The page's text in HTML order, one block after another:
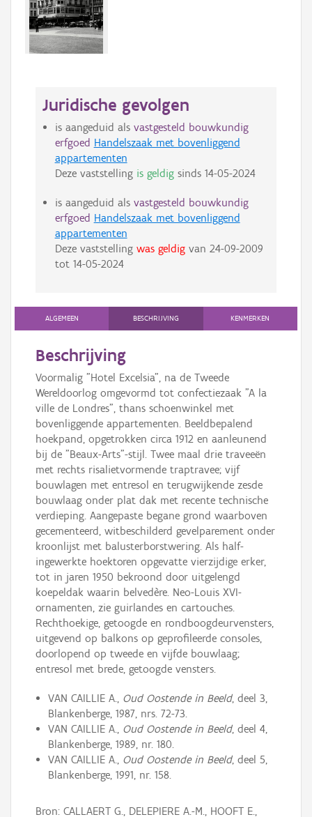
Juridische gevolgen
is aangeduid als vastgesteld bouwkundig
erfgoed Handelszaak met bovenliggend
appartementen
Deze vaststelling is geldigsinds 14-05-2024
is aangeduid als vastgesteld bouwkundig
erfgoed Handelszaak met bovenliggend
appartementen
Deze vaststelling was geldigvan 24-09-2009
tot 14-05-2024
ALGEMEEN BESCHRIJVING KENMERKEN
Beschrijving
Voormalig "Hotel Excelsia", na de Tweede
Wereldoorlog omgevormd tot confectiezaak "A la
ville de Londres", thans schoenwinkel met
bovenliggende appartementen. Beeldbepalend
hoekpand, opgetrokken circa 1912 en aanleunend
bij de "Beaux-Arts"-stijl. Twee maal drie traveeën
met rechts risalietvormende traptravee; vijf
bouwlagen met entresol en terugwijkende zesde
bouwlaag onder plat dak met recente technische
verdieping. Aangepaste begane grond waarboven
gecementeerd, witbeschilderd gevelparement onder
kroonlijst met balusterborstwering. Als half-
ingewerkte hoektoren opgevatte vierzijdige erker,
tot in jaren 1950 bekroond door uitgelengd
koepeldak waarin belvedère. Neo-Louis XVI-
ornamenten, zie guirlandes en cartouches.
Rechthoekige, getoogde en rondboogdeurvensters,
uitgevend op balkons op geprofileerde consoles,
doorlopend op tweede en vijfde bouwlaag;
entresol met brede, getoogde vensters.
VAN CAILLIE A., Oud Oostende in Beeld, deel 3,
Blankenberge, 1987, nrs. 72-73.
VAN CAILLIE A., Oud Oostende in Beeld, deel 4,
Blankenberge, 1989, nr. 180.
VAN CAILLIE A., Oud Oostende in Beeld, deel 5,
Blankenberge, 1991, nr. 158.
Bron: CALLAERT G., DELEPIERE A.-M., HOOFT E.,